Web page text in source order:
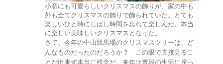
小窓にも可愛らしいクリスマスの飾りが、家の中も
外も全てクリスマスの飾りで飾られていた。とても
楽しいひと時にしばし時間を忘れて楽しんだ。本当
に楽しい美味しいクリスマスとなった。
さて、今年の中山競馬場のクリスマスツリーは、ど
んなものだったのだろうか？ この眼で直接見るこ
とが出来ず本当に残念だ。来年は普段の生活に戻っ